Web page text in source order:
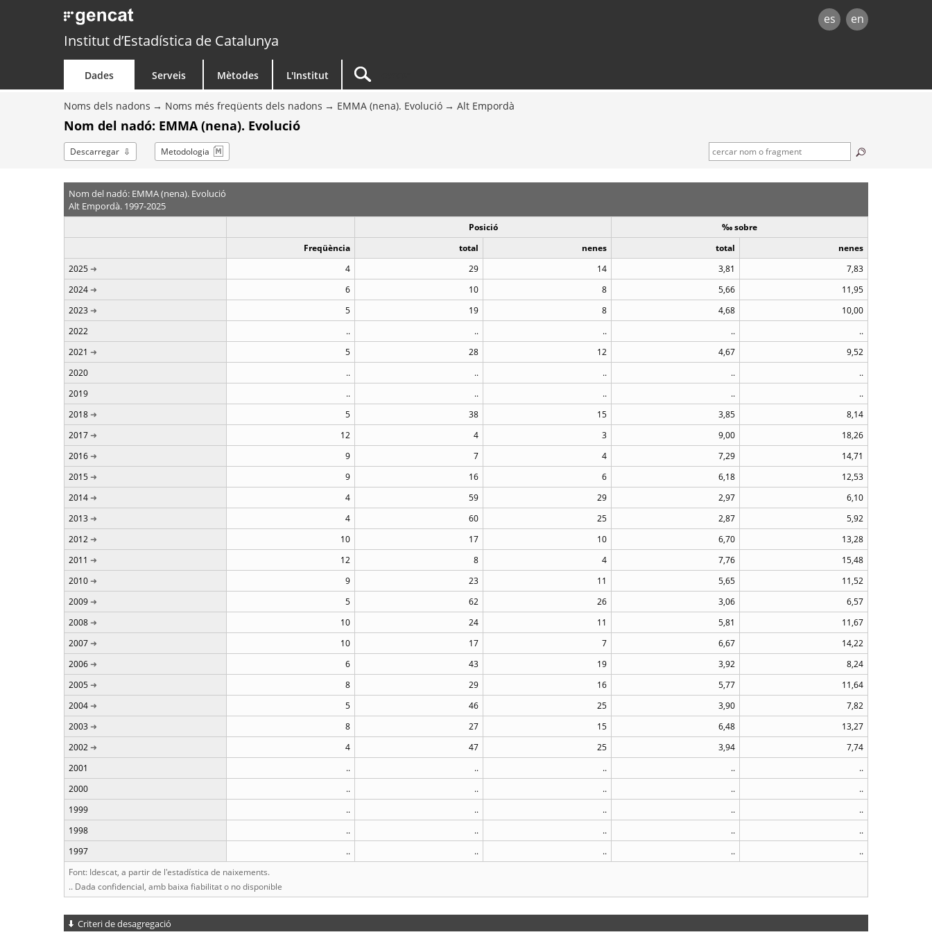
es en
Institut d’Estadística de Catalunya
Dades Serveis Mètodes L'Institut
Noms dels nadons Noms més freqüents dels nadons EMMA (nena). Evolució Alt Empordà
Nom del nadó: EMMA (nena). Evolució
Descarregar Metodologia
Nom del nadó: EMMA (nena). Evolució
Alt Empordà. 1997-2025
Posició
‰ sobre
Freqüència
total nenes total
nenes
2025
4 29 14 3,81
7,83
2024
6 10 8 5,66
11,95
2023
5 19 8 4,68
10,00
2022
.. .. .. ..
..
2021
5 28 12 4,67
9,52
2020
.. .. .. ..
..
2019
.. .. .. ..
..
2018
5 38 15 3,85
8,14
2017
12 4 3 9,00
18,26
2016
9 7 4 7,29
14,71
2015
9 16 6 6,18
12,53
2014
4 59 29 2,97
6,10
2013
4 60 25 2,87
5,92
2012
10 17 10 6,70
13,28
2011
12 8 4 7,76
15,48
2010
9 23 11 5,65
11,52
2009
5 62 26 3,06
6,57
2008
10 24 11 5,81
11,67
2007
10 17 7 6,67
14,22
2006
6 43 19 3,92
8,24
2005
8 29 16 5,77
11,64
2004
5 46 25 3,90
7,82
2003
8 27 15 6,48
13,27
2002
4 47 25 3,94
7,74
2001
.. .. .. ..
..
2000
.. .. .. ..
..
1999
.. .. .. ..
..
1998
.. .. .. ..
..
1997
.. .. .. ..
..
Font: Idescat, a partir de l'estadística de naixements.
.. Dada confidencial, amb baixa fiabilitat o no disponible
Criteri de desagregació